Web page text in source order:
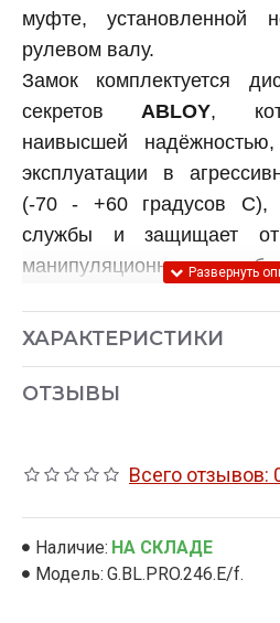
муфте, установленной
рулевом валу.
Замок комплектуется
секретов ABLOY,
наивысшей
эксплуатации в
(-70 - +60 градусов C),
службы и защищает
манипуляционным
ОСНОВНЫЕ ОТЛИЧИЯ
ОТ БЛОКИРАТОРА
составляет 40мм),
Конструкция
крепление муфты
от перепиливания.
ХАРАКТЕРИСТИКИ
ОТЗЫВЫ
Всего отзывов:
Наличие: НА СКЛАДЕ
Модель: G.BL.PRO.246.E/f.